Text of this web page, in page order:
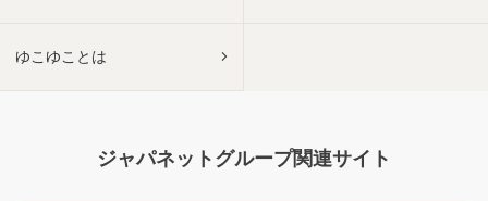
ゆこゆことは
ジャパネットグループ関連サイト